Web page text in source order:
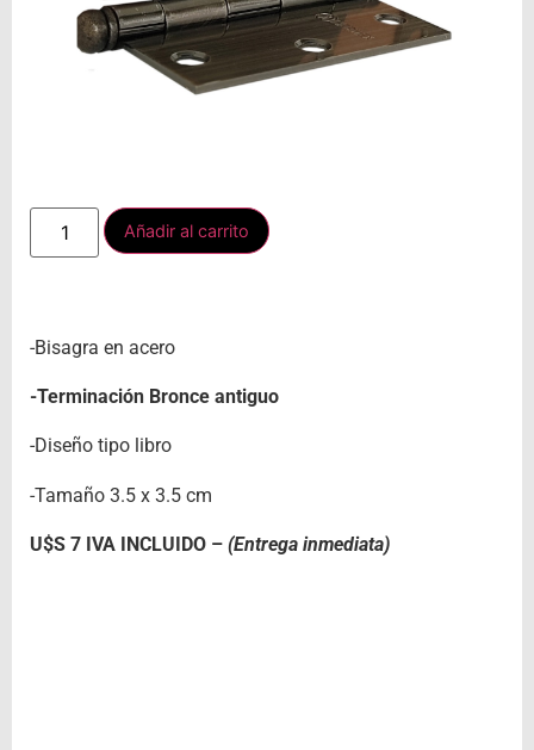
Añadir al carrito
-Bisagra en acero
-Terminación Bronce antiguo
-Diseño tipo libro
-Tamaño 3.5 x 3.5 cm
U$S 7 IVA INCLUIDO – (Entrega inmediata)